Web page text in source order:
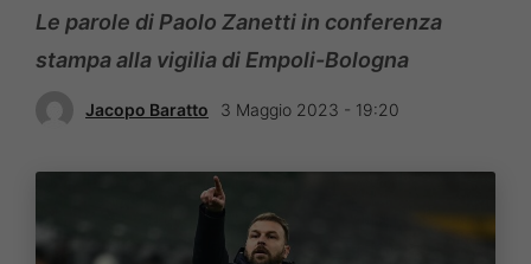
Le parole di Paolo Zanetti in conferenza
stampa alla vigilia di Empoli-Bologna
Jacopo Baratto 3 Maggio 2023 - 19:20